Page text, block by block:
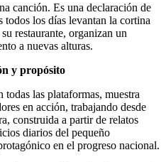
canción. Es una declaración de
todos los días levantan la cortina
restaurante, organizan un
a nuevas alturas.
y propósito
las plataformas, muestra
en acción, trabajando desde
construida a partir de relatos
diarios del pequeño
en el progreso nacional.